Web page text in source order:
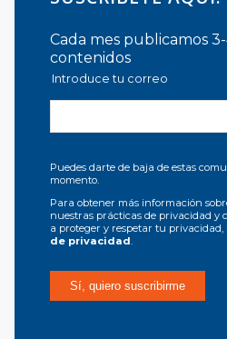
Cada mes publicamos
contenidos
Introduce tu correo
Puedes darte de baja de estas
momento.
Para obtener más información
nuestras prácticas de privacidad y
a proteger y respetar tu privacidad,
de privacidad.